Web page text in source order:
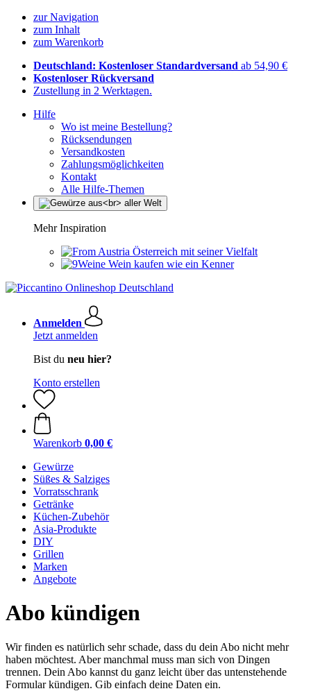
zur Navigation
zum Inhalt
zum Warenkorb
Deutschland: Kostenloser Standardversand ab 54,90 €
Kostenloser Rückversand
Zustellung in 2 Werktagen.
Hilfe
Wo ist meine Bestellung?
Rücksendungen
Versandkosten
Zahlungsmöglichkeiten
Kontakt
Alle Hilfe-Themen
Mehr Inspiration
Österreich mit seiner Vielfalt
Wein kaufen wie ein Kenner
Anmelden
Jetzt anmelden
Bist du neu hier?
Konto erstellen
Warenkorb 0,00 €
Gewürze
Süßes & Salziges
Vorratsschrank
Getränke
Küchen-Zubehör
Asia-Produkte
DIY
Grillen
Marken
Angebote
Abo kündigen
Wir finden es natürlich sehr schade, dass du dein Abo nicht mehr
haben möchtest. Aber manchmal muss man sich von Dingen
trennen. Dein Abo kannst du ganz leicht über das untenstehende
Formular kündigen. Gib einfach deine Daten ein.